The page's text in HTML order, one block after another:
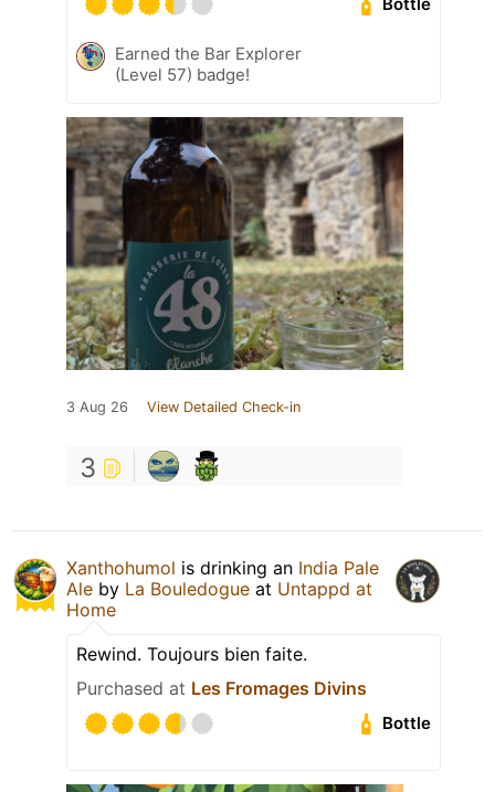
Earned the Bar Explorer
(Level 57) badge!
3 Aug 26 View Detailed Check-in
3
Xanthohumol is drinking an India Pale
Ale by La Bouledogue at Untappd at
Home
Rewind. Toujours bien faite.
Purchased at Les Fromages Divins
Bottle